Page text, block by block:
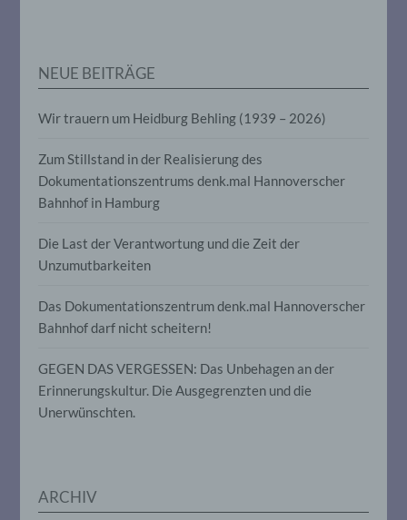
NEUE BEITRÄGE
Wir trauern um Heidburg Behling (1939 – 2026)
Zum Stillstand in der Realisierung des
Dokumentationszentrums denk.mal Hannoverscher
Bahnhof in Hamburg
Die Last der Verantwortung und die Zeit der
Unzumutbarkeiten
Das Dokumentationszentrum denk.mal Hannoverscher
Bahnhof darf nicht scheitern!
GEGEN DAS VERGESSEN: Das Unbehagen an der
Erinnerungskultur. Die Ausgegrenzten und die
Unerwünschten.
ARCHIV
die darin besteht, dass diese
personenbezogenen Daten verwendet
Aspekte, die sich auf eine natürliche
Person beziehen, zu bewerten,
Arbeitsleistung, wirtschaftlicher Lage,
Gesundheit, persönlicher Vorlieben,
Interessen, Zuverlässigkeit, Verhalten,
Aufenthaltsort oder Ortswechsel dieser
vorherzusagen.
f) Pseudonymisierung
personenbezogener Daten in einer Weise,
auf welche die personenbezogenen Daten
ohne Hinzuziehung zusätzlicher
Informationen nicht mehr einer
organisatorischen Maßnahmen
unterliegen, die gewährleisten, dass die